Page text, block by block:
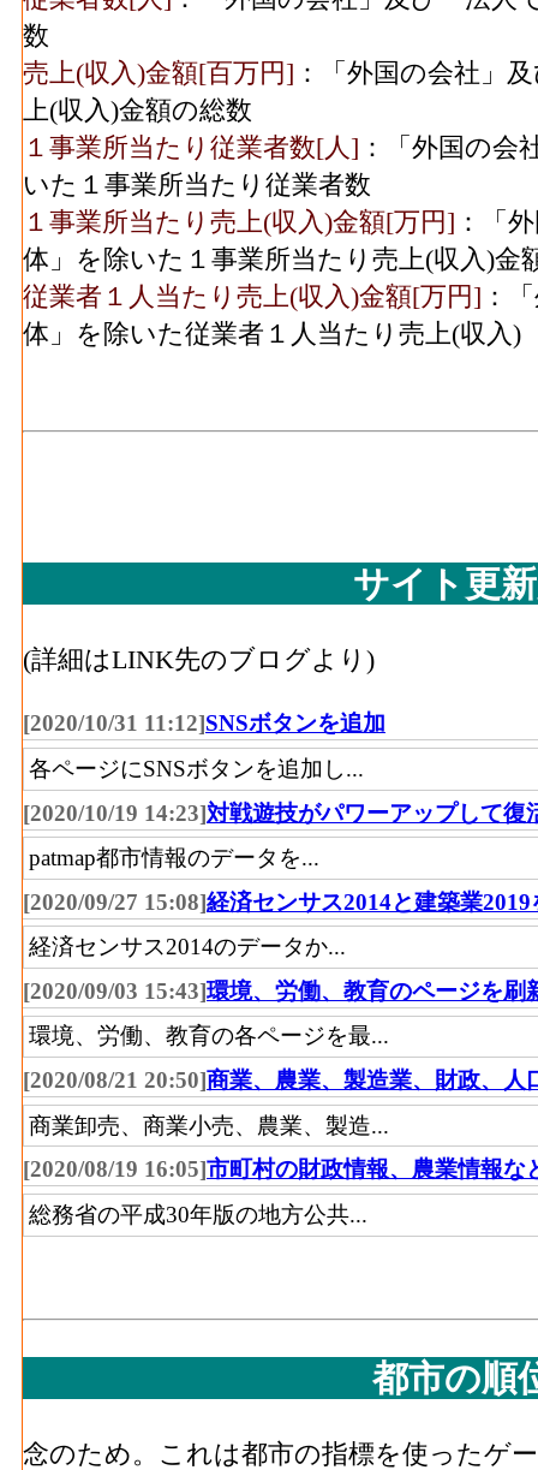
化学工業･従業者数(2016)
化学工業･現金給与総額
(2016)
646[
化学工業･原材料、燃
料、電力使用等額(2016)
3,718[
化学工業･製造品出荷額
6,374[
2,490[
石油･従業者数(2016)
プラスチック･事業所数
(2016)
プラスチック･従業者数
(2016)
プラスチック･現金給与
総額(2016)
188[
プラスチック･原材料、
燃料、電力使用等額
(2016)
284[
プラスチック･製造品出
荷額等(2016)
644[
プラスチック･粗付加価
値額(2016)
338[
ゴム･従業者数(2016)
窯土石･事業所数(2016)
料費と電力も含む年間原材料使用額
繊維･製造品出荷額等[百万円](2016)：繊維
じた年間製造品出荷額
繊維･粗付加価値額[百万円](2016)：繊維工
活動によって新規に付加された価値
繊維･有形固定資産年末現在高[百万円
10人以上事業所における有形固定資産年末
木材等･事業所数(2016)：木材・木製品製
に言う工場、製作所、製造所あるいは加
木材等･現金給与総額[百万円](2016)
造業（家具を除く） の燃料費と電力も含
除く） の製造工程から生じた年間製造品
木材等･粗付加価値額[百万円](2016)
く） の年間の製造品生産活動によって新
木材等･有形固定資産年末現在高[百万円
（家具を除く） の従業者10人以上事業所
現在高
家具装備品･事業所数(2016)：家具・装備
場、製作所、製造所あるいは加工所の数
家具装備品･従業者数[人](2016)：家具・装
び無給家族従業者、常用労働者の数
家具装備品･現金給与総額[百万円](2016)
業に従事する者の人件費及び派遣受入者
払額
家具装備品･原材料、燃料、電力使用等額[
品製造業 の燃料費と電力も含む年間原材
家具装備品･製造品出荷額等[百万円](2016)
家具装備品･有形固定資産年末現在高[百万
パルプ紙･事業所数(2016)：パルプ・紙・
数
売上(収入)金額[百万円] ：「外国の会社」
上(収入)金額の総数
１事業所当たり従業者数[人] ：「外国の会
いた１事業所当たり従業者数
１事業所当たり売上(収入)金額[万円] ：「
体」を除いた１事業所当たり売上(収入)金
従業者１人当たり売上(収入)金額[万円] ：
体」を除いた従業者１人当たり売上(収入)
サイト更
(詳細はLINK先のブログより)
[2020/10/31 11:12]SNSボタンを追加
各ページにSNSボタンを追加し...
[2020/10/19 14:23]対戦遊技がパワーアップして復
patmap都市情報のデータを...
[2020/09/27 15:08]経済センサス2014と建築業2019
経済センサス2014のデータか...
[2020/09/03 15:43]環境、労働、教育のページを刷
環境、労働、教育の各ページを最...
[2020/08/21 20:50]商業、農業、製造業、財政、人
商業卸売、商業小売、農業、製造...
[2020/08/19 16:05]市町村の財政情報、農業情報な
総務省の平成30年版の地方公共...
都市の順
念のため。これは都市の指標を使ったゲ